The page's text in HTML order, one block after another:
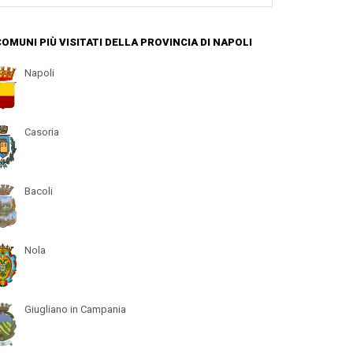
PIÙ VISITATI DELLA PROVINCIA DI NAPOLI
Napoli
Casoria
Bacoli
Nola
Giugliano in Campania